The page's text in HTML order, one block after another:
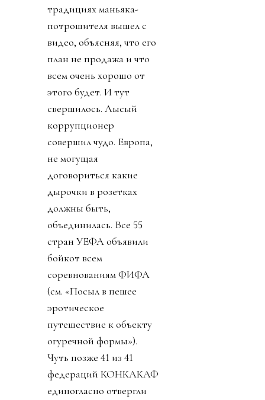
традициях маньяка-
потрошителя вышел с
видео, объясняя, что его
план не продажа и что
всем очень хорошо от
этого будет. И тут
свершилось. Лысый
коррупционер
совершил чудо. Европа,
не могущая
договориться какие
дырочки в розетках
должны быть,
объединилась. Все 55
стран УЕФА объявили
бойкот всем
соревнованиям ФИФА
(см. «Посыл в пешее
эротическое
путешествие к объекту
огуречной формы»).
Чуть позже 41 из 41
федераций КОНКАКАФ
единогласно отвергли